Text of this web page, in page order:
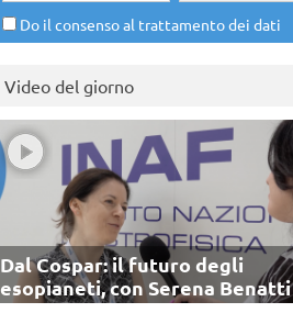
Do il consenso al trattamento dei dati
Video del giorno
Dal Cospar: il futuro degli
esopianeti, con Serena Benatti